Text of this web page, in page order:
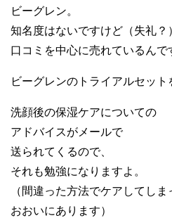
ビーグレン。
知名度はないですけど（失礼？
口コミを中心に売れているんで
ビーグレンのトライアルセット
洗顔後の保湿ケアについての
アドバイスがメールで
送られてくるので、
それも勉強になりますよ。
（間違った方法でケアしてしま
おおいにあります）